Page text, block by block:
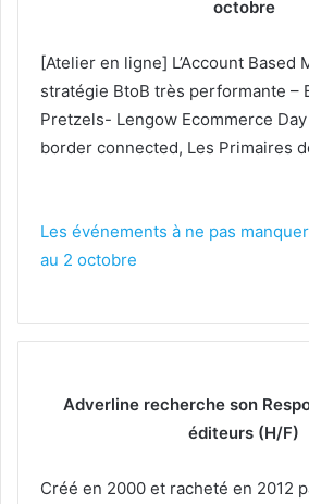
octobre
[Atelier en ligne] L’Account Based
stratégie BtoB très performante –
Pretzels- Lengow Ecommerce
border connected, Les Primaires
Les événements à ne pas
au 2 octobre
Adverline recherche son
éditeurs (H/F)
Créé en 2000 et racheté en 2012